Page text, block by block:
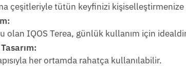
çeşitleriyle tütün keyfinizi kişiselleştirmenize
olan IQOS Terea, günlük kullanım için
her ortamda rahatça kullanılabilir.